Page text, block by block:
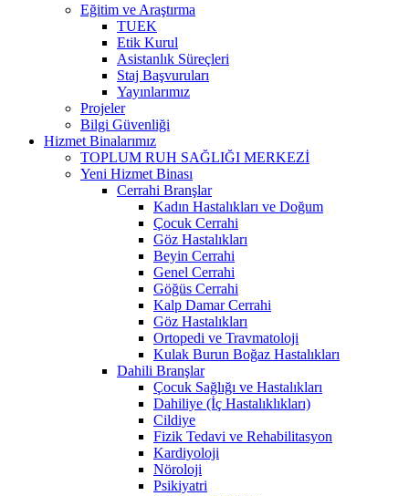
Eğitim ve Araştırma
TUEK
Etik Kurul
Asistanlık Süreçleri
Staj Başvuruları
Yayınlarımız
Projeler
Bilgi Güvenliği
Hizmet Binalarımız
TOPLUM RUH SAĞLIĞI MERKEZİ
Yeni Hizmet Binası
Cerrahi Branşlar
Kadın Hastalıkları ve Doğum
Çocuk Cerrahi
Göz Hastalıkları
Beyin Cerrahi
Genel Cerrahi
Göğüs Cerrahi
Kalp Damar Cerrahi
Göz Hastalıkları
Ortopedi ve Travmatoloji
Kulak Burun Boğaz Hastalıkları
Dahili Branşlar
Çocuk Sağlığı ve Hastalıkları
Dahiliye (İç Hastalıklıkları)
Cildiye
Fizik Tedavi ve Rehabilitasyon
Kardiyoloji
Nöroloji
Psikiyatri